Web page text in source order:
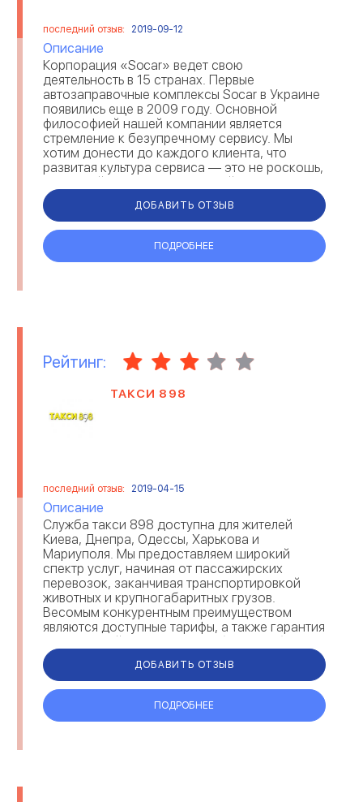
последний отзыв: 2019-09-12
Описание
Корпорация «Socar» ведет свою
деятельность в 15 странах. Первые
автозаправочные комплексы Socar в Украине
появились еще в 2009 году. Основной
философией нашей компании является
стремление к безупречному сервису. Мы
хотим донести до каждого клиента, что
развитая культура сервиса — это не роскошь,
а высокий показатель развитой экономики и
зрелости общества. Мы создаем у...
ДОБАВИТЬ ОТЗЫВ
ПОДРОБНЕЕ
Рейтинг:
ТАКСИ 898
последний отзыв: 2019-04-15
Описание
Служба такси 898 доступна для жителей
Киева, Днепра, Одессы, Харькова и
Мариуполя. Мы предоставляем широкий
спектр услуг, начиная от пассажирских
перевозок, заканчивая транспортировкой
животных и крупногабаритных грузов.
Весомым конкурентным преимуществом
являются доступные тарифы, а также гарантия
оперативной подачи автомобиля в любую
точку города. Кроме того, вызват...
ДОБАВИТЬ ОТЗЫВ
ПОДРОБНЕЕ